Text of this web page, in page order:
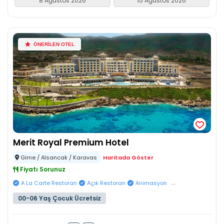
ÖNERİLEN OTEL
Merit Royal Premium Hotel
Girne / Alsancak / Karavas Haritada Göster
Fiyatı Sorunuz
A La Carte Restoran Açık Restoran Animasyon ...
00-06 Yaş Çocuk Ücretsiz